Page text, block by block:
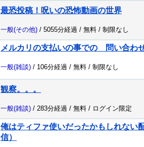
最恐投稿！呪いの恐怖動画の世界
一般(その他) / 5055分経過 / 無料 / 制限なし
メルカリの支払いの事での 問い合わ
一般(雑談) / 106分経過 / 無料 / 制限なし
観察。。。
一般(雑談) / 283分経過 / 無料 / ログイン限定
俺はティファ使いだったかもしれな
信）